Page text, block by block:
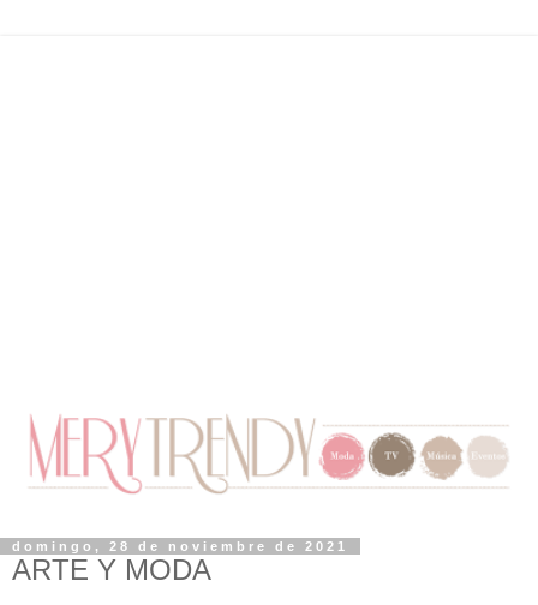
domingo, 28 de noviembre de 2021
ARTE Y MODA